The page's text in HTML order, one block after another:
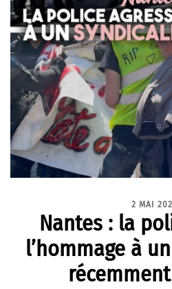
2 MAI
Nantes : la
l’hommage à